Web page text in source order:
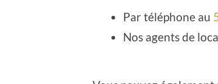
Par téléphone au
Nos agents de